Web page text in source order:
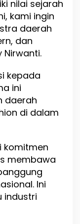
nilai sejarah
kami ingin
daerah
dan
Nirwanti.
kepada
ini
daerah
di dalam
komitmen
membawa
Ini
industri